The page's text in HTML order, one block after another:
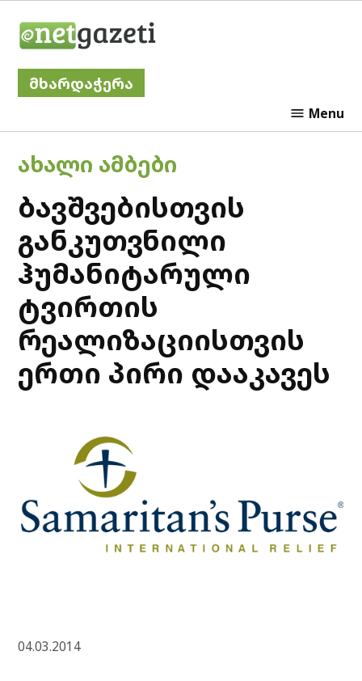
მხარდაჭერა
Menu
POSTED
IN
ᲐᲮᲐᲚᲘ ᲐᲛᲑᲔᲑᲘ
ბავშვებისთვის
განკუთვნილი
ჰუმანიტარული
ტვირთის
რეალიზაციისთვის
ერთი პირი დააკავეს
04.03.2014